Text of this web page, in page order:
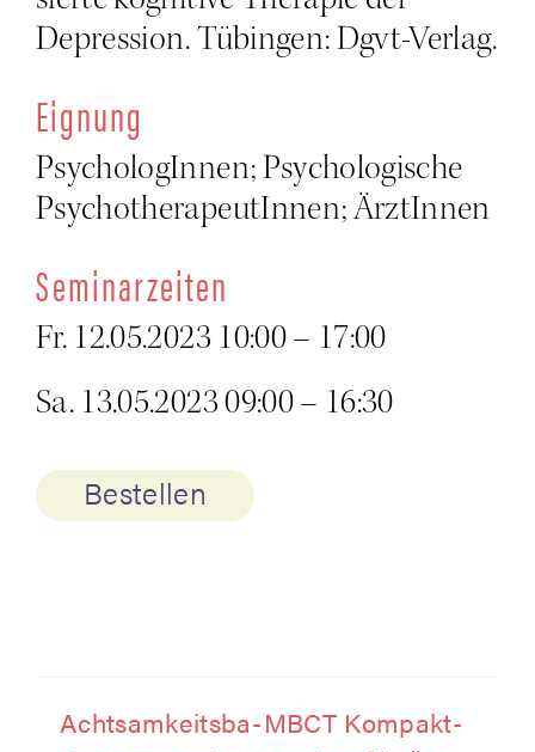
Depres­si­on. Tübin­gen: Dgvt-Verlag.
Eig­nung
Psy­cho­lo­gIn­nen; Psy­cho­lo­gi­sche
Psy­cho­the­ra­peu­tIn­nen; ÄrztInnen
Semi­nar­zei­ten
Fr. 12.05.2023 10:00 – 17:00
Sa. 13.05.202309:00 – 16:30
Bestellen
Acht­sam­keits­ba­MBCT Kom­pakt­